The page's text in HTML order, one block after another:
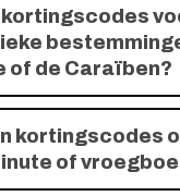
kortingscodes
of de Caraïben?
kortingscodes
of